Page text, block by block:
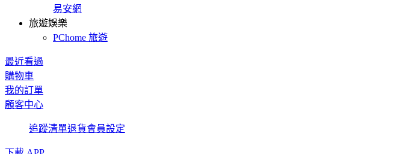
易安網
旅遊娛樂
PChome 旅遊
最近看過
購物車
我的訂單
顧客中心
追蹤清單退貨會員設定